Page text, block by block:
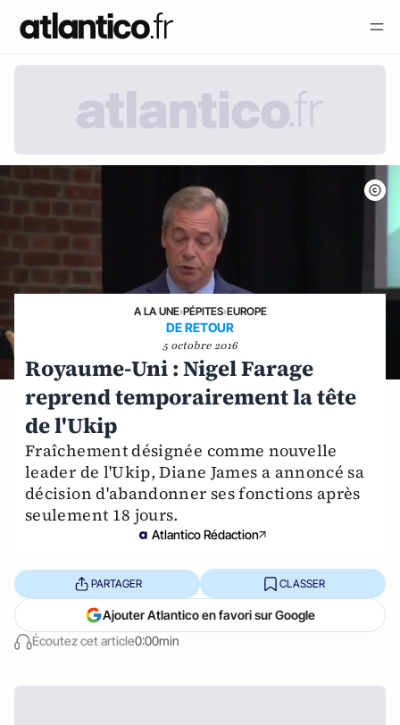
A LA UNE›PÉPITES›EUROPE
DE RETOUR
5 octobre 2016
Royaume-Uni : Nigel Farage
reprend temporairement la tête
de l'Ukip
Fraîchement désignée comme nouvelle
leader de l'Ukip, Diane James a annoncé sa
décision d'abandonner ses fonctions après
seulement 18 jours.
Atlantico Rédaction
Écoutez cet article0:00min
PARTAGER CLASSER
Ajouter Atlantico en favori sur Google